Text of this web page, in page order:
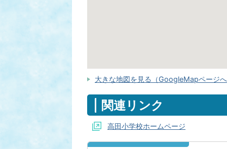
大きな地図を見る（GoogleMapページへ
関連リンク
高田小学校ホームページ